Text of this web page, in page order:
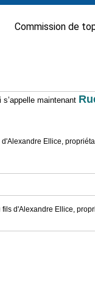
Commission de
maintenant
Ellice,
d'Alexandre Ellice,